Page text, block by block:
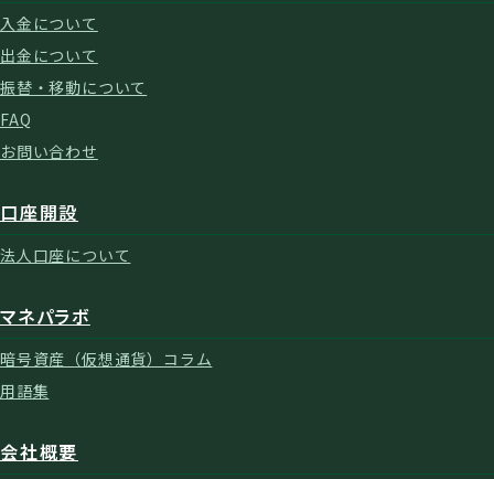
入金について
出金について
振替・移動について
FAQ
お問い合わせ
口座開設
法人口座について
マネパラボ
暗号資産（仮想通貨）コラム
用語集
会社概要